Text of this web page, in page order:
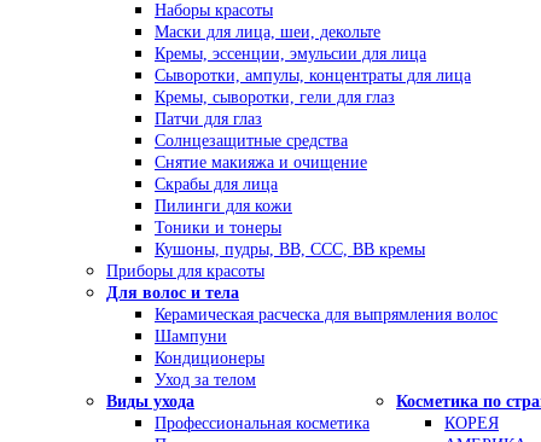
Наборы красоты
Маски для лица, шеи, декольте
Кремы, эссенции, эмульсии для лица
Сыворотки, ампулы, концентраты для лица
Кремы, сыворотки, гели для глаз
Патчи для глаз
Солнцезащитные средства
Снятие макияжа и очищение
Скрабы для лица
Пилинги для кожи
Тоники и тонеры
Кушоны, пудры, ВВ, ССС, ВВ кремы
Приборы для красоты
Для волос и тела
Керамическая расческа для выпрямления волос
Шампуни
Кондиционеры
Уход за телом
Виды ухода
Профессиональная косметика
Косметика по
КОРЕЯ